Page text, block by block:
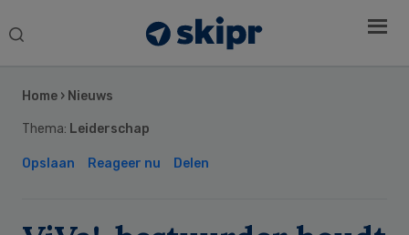
Search
Home › Nieuws
Thema: Leiderschap
Opslaan Reageer nu Delen
Sidebar